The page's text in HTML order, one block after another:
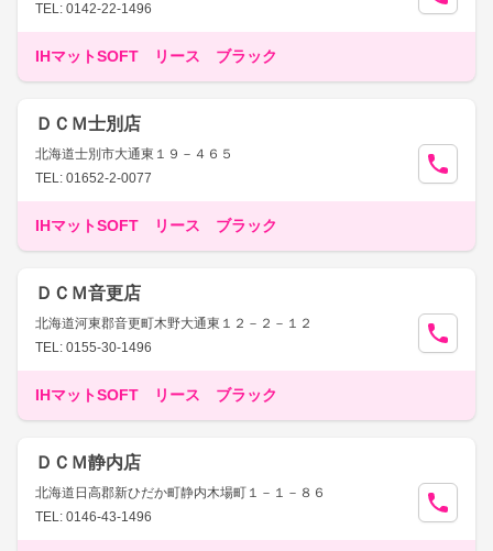
TEL: 0142-22-1496
IHマットSOFT リース ブラック
ＤＣＭ士別店
北海道士別市大通東１９－４６５
TEL: 01652-2-0077
IHマットSOFT リース ブラック
ＤＣＭ音更店
北海道河東郡音更町木野大通東１２－２－１２
TEL: 0155-30-1496
IHマットSOFT リース ブラック
ＤＣＭ静内店
北海道日高郡新ひだか町静内木場町１－１－８６
TEL: 0146-43-1496